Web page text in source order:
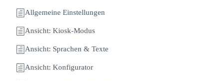
Allgemeine Einstellungen
Ansicht: Kiosk-Modus
Ansicht: Sprachen & Texte
Ansicht: Konfigurator